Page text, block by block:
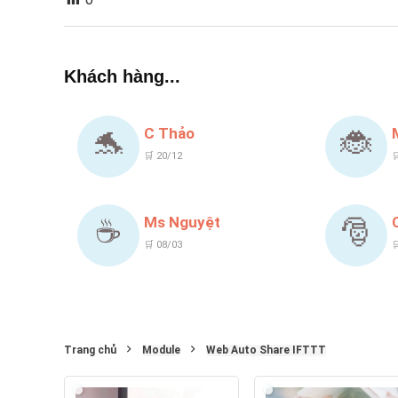
Khách hàng...
🐬 C Thảo
🛒 20/12 🐞
☕ Ms Nguyệt
🛒 08/03 🎅
Trang chủ Module Web Auto Share IFTTT